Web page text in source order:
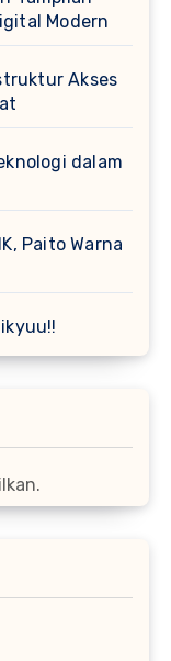
Modern
Akses
dalam
Paito Warna